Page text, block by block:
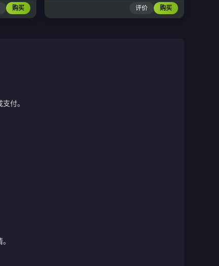
购买 评价 购买
付。